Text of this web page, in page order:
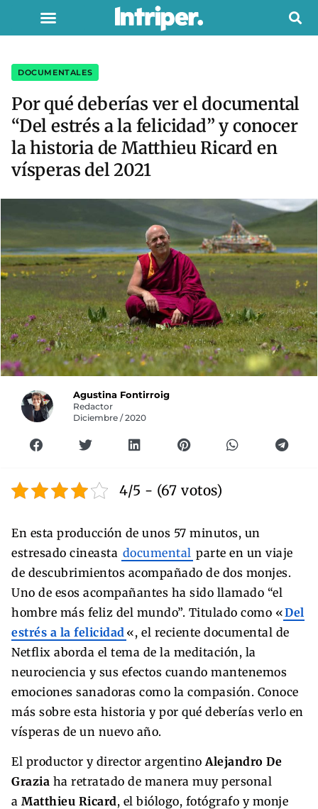
DOCUMENTALES
Por qué deberías ver el documental
“Del estrés a la felicidad” y conocer
la historia de Matthieu Ricard en
vísperas del 2021
Agustina Fontirroig
Redactor
Diciembre / 2020
4/5 - (67 votos)
En esta producción de unos 57 minutos, un
estresado cineasta documental parte en un viaje
de descubrimientos acompañado de dos monjes.
Uno de esos acompañantes ha sido llamado “el
hombre más feliz del mundo”. Titulado como «Del
estrés a la felicidad «, el reciente documental de
Netflix aborda el tema de la meditación, la
neurociencia y sus efectos cuando mantenemos
emociones sanadoras como la compasión. Conoce
más sobre esta historia y por qué deberías verlo en
vísperas de un nuevo año.
El productor y director argentino Alejandro De
Grazia ha retratado de manera muy personal
a Matthieu Ricard, el biólogo, fotógrafo y monje